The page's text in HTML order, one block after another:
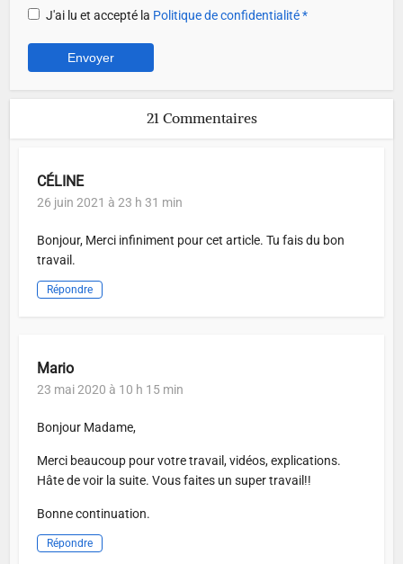
J'ai lu et accepté la Politique de confidentialité*
21 Commentaires
CÉLINE
26 juin 2021 à 23 h 31 min
Bonjour, Merci infiniment pour cet article. Tu fais du bon
travail.
Répondre
Mario
23 mai 2020 à 10 h 15 min
Bonjour Madame,
Merci beaucoup pour votre travail, vidéos, explications.
Hâte de voir la suite. Vous faites un super travail!!
Bonne continuation.
Répondre